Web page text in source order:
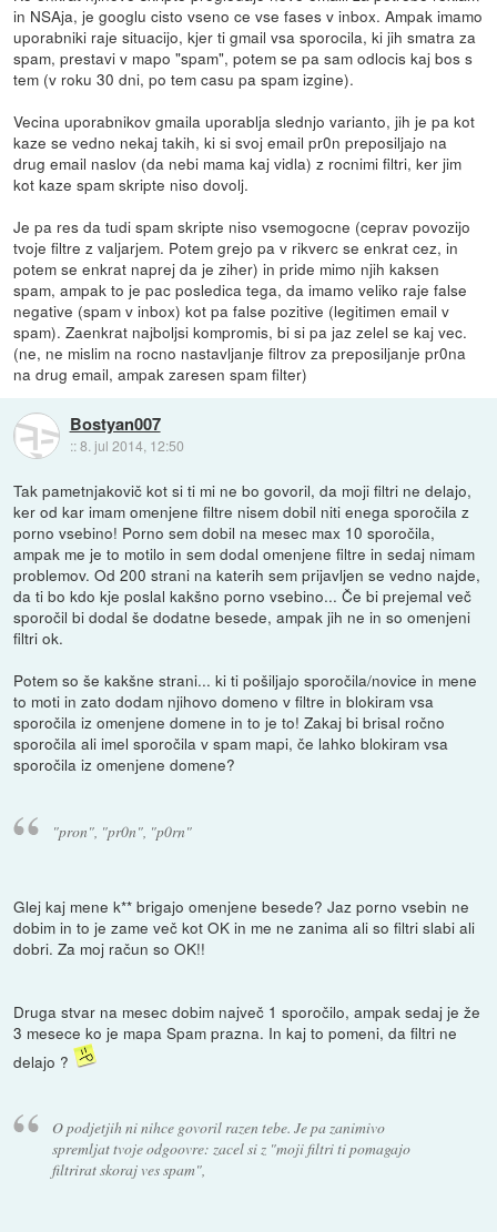
in NSAja, je googlu cisto vseno ce vse fases v inbox. Ampak imamo
uporabniki raje situacijo, kjer ti gmail vsa sporocila, ki jih smatra za
spam, prestavi v mapo "spam", potem se pa sam odlocis kaj bos s
tem (v roku 30 dni, po tem casu pa spam izgine).
Vecina uporabnikov gmaila uporablja slednjo varianto, jih je pa kot
kaze se vedno nekaj takih, ki si svoj email pr0n preposiljajo na
drug email naslov (da nebi mama kaj vidla) z rocnimi filtri, ker jim
kot kaze spam skripte niso dovolj.
Je pa res da tudi spam skripte niso vsemogocne (ceprav povozijo
tvoje filtre z valjarjem. Potem grejo pa v rikverc se enkrat cez, in
potem se enkrat naprej da je ziher) in pride mimo njih kaksen
spam, ampak to je pac posledica tega, da imamo veliko raje false
negative (spam v inbox) kot pa false pozitive (legitimen email v
spam). Zaenkrat najboljsi kompromis, bi si pa jaz zelel se kaj vec.
(ne, ne mislim na rocno nastavljanje filtrov za preposiljanje pr0na
na drug email, ampak zaresen spam filter)
Bostyan007
::8. jul 2014, 12:50
Tak pametnjakovič kot si ti mi ne bo govoril, da moji filtri ne delajo,
ker od kar imam omenjene filtre nisem dobil niti enega sporočila z
porno vsebino! Porno sem dobil na mesec max 10 sporočila,
ampak me je to motilo in sem dodal omenjene filtre in sedaj nimam
problemov. Od 200 strani na katerih sem prijavljen se vedno najde,
da ti bo kdo kje poslal kakšno porno vsebino... Če bi prejemal več
sporočil bi dodal še dodatne besede, ampak jih ne in so omenjeni
filtri ok.
Potem so še kakšne strani... ki ti pošiljajo sporočila/novice in mene
to moti in zato dodam njihovo domeno v filtre in blokiram vsa
sporočila iz omenjene domene in to je to! Zakaj bi brisal ročno
sporočila ali imel sporočila v spam mapi, če lahko blokiram vsa
sporočila iz omenjene domene?
"pron", "pr0n", "p0rn"
Glej kaj mene k** brigajo omenjene besede? Jaz porno vsebin ne
dobim in to je zame več kot OK in me ne zanima ali so filtri slabi ali
dobri. Za moj račun so OK!!
Druga stvar na mesec dobim največ 1 sporočilo, ampak sedaj je že
3 mesece ko je mapa Spam prazna. In kaj to pomeni, da filtri ne
delajo ?
O podjetjih ni nihce govoril razen tebe. Je pa zanimivo
spremljat tvoje odgoovre: zacel si z "moji filtri ti pomagajo
filtrirat skoraj ves spam",